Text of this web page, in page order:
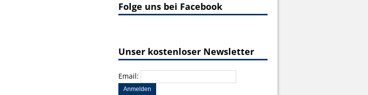
Folge uns bei Facebook
Unser kostenloser Newsletter
Email: